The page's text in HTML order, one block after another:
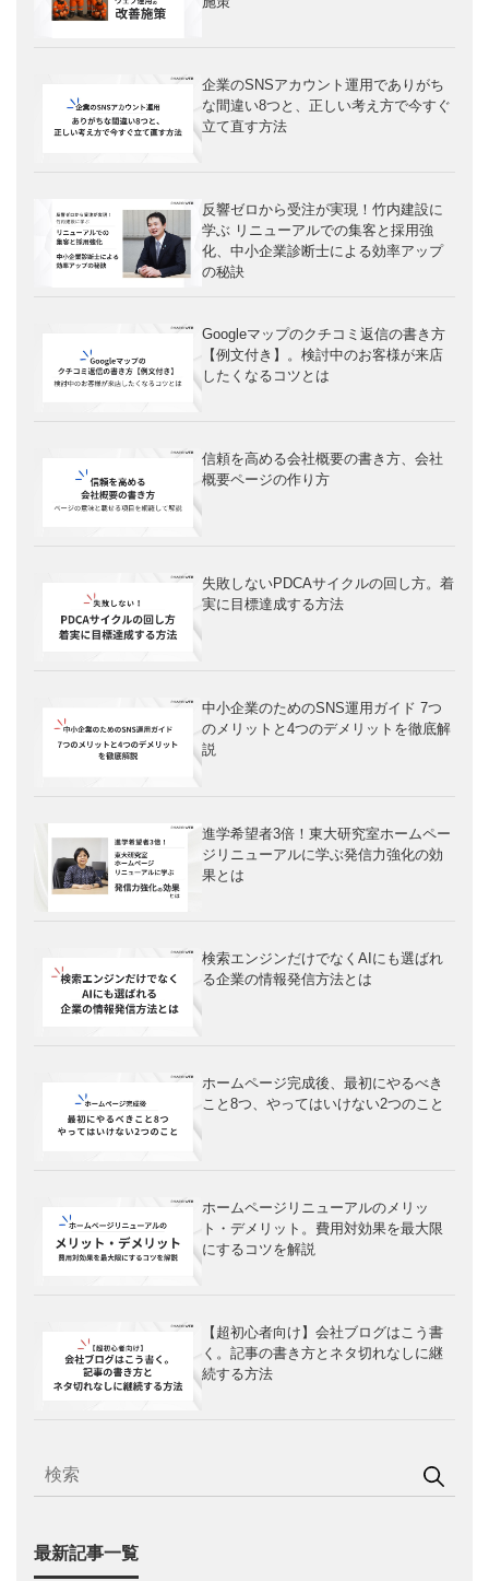
企業のSNSアカウント運用でありがち
な間違い8つと、正しい考え方で今すぐ
立て直す方法
反響ゼロから受注が実現！竹内建設に
学ぶ リニューアルでの集客と採用強
化、中小企業診断士による効率アップ
の秘訣
Googleマップのクチコミ返信の書き方
【例文付き】。検討中のお客様が来店
したくなるコツとは
信頼を高める会社概要の書き方、会社
概要ページの作り方
失敗しないPDCAサイクルの回し方。着
実に目標達成する方法
中小企業のためのSNS運用ガイド 7つ
のメリットと4つのデメリットを徹底解
説
進学希望者3倍！東大研究室ホームペー
ジリニューアルに学ぶ発信力強化の効
果とは
検索エンジンだけでなくAIにも選ばれ
る企業の情報発信方法とは
ホームページ完成後、最初にやるべき
こと8つ、やってはいけない2つのこと
ホームページリニューアルのメリッ
ト・デメリット。費用対効果を最大限
にするコツを解説
【超初心者向け】会社ブログはこう書
く。記事の書き方とネタ切れなしに継
続する方法
最新記事一覧